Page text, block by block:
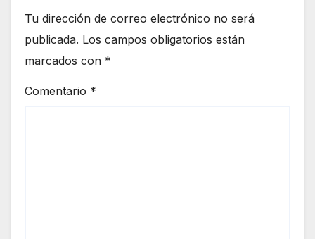
Tu dirección de correo electrónico no será
publicada. Los campos obligatorios están
marcados con *
Comentario *